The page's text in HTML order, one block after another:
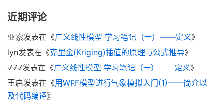
近期评论
亚索发表在《广义线性模型 学习笔记（一）——定义》
lyn发表在《克里金(Kriging)插值的原理与公式推导》
√√√发表在《广义线性模型 学习笔记（一）——定义》
王启发表在《用WRF模型进行气象模拟入门(1)——简介以
及代码编译》